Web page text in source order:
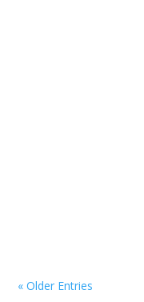
« Older Entries